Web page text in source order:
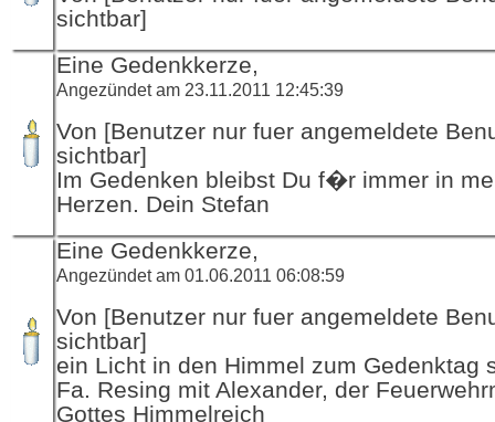
sichtbar]
Eine Gedenkkerze,
Angezündet am 23.11.2011 12:45:39
Von [Benutzer nur fuer angemeldete
sichtbar]
Im Gedenken bleibst Du f�r immer in
Herzen. Dein Stefan
Eine Gedenkkerze,
Angezündet am 01.06.2011 06:08:59
Von [Benutzer nur fuer angemeldete
sichtbar]
ein Licht in den Himmel zum Gedenktag
Fa. Resing mit Alexander, der
Gottes Himmelreich